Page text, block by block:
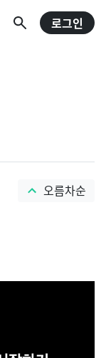
로그인
오름차순